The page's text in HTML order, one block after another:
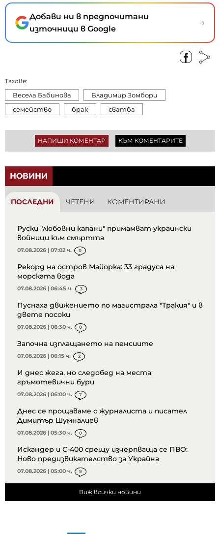
Добави ни в предпочитани
източници в Google
→
Тагове:
Весела Бабинова
Владимир Зомбори
семейство
брак сватба
НАПИШИ КОМЕНТАР КЪМ КОМЕНТАРИТЕ
НОВИНИ
ПОСЛЕДНИ ЧЕТЕНИ КОМЕНТИРАНИ
Руски "любовни капани" примамват украински
войници към смъртта
07.08.2026 | 07:02 ч. 0
Рекорд на остров Майорка: 33 градуса на
морската вода
07.08.2026 | 06:45 ч. 3
Пуснаха движението по магистрала "Тракия" и в
двете посоки
07.08.2026 | 06:30 ч. 0
Започна изплащането на пенсиите
07.08.2026 | 06:15 ч. 2
И днес жега, но следобед на места
гръмотевични бури
07.08.2026 | 06:00 ч. 7
Днес се прощаваме с журналиста и писател
Димитър Шумналиев
07.08.2026 | 05:30 ч. 0
Искандер и С-400 срещу изчерпваща се ПВО:
Ново предизвикателство за Украйна
07.08.2026 | 05:00 ч. 9
Виж всички новини